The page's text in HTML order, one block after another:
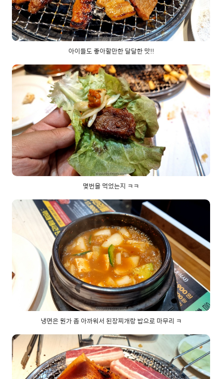
아이들도 좋아할만한 달달한 맛!!
몇번을 먹었는지 ㅋㅋ
냉면은 뭔가 좀 아까워서 된장찌개랑 밥으로 마무리 ㅋ